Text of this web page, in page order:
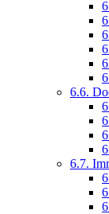
6.6.
6.7.